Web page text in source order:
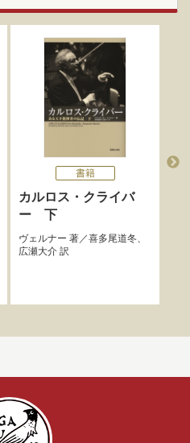
書籍
カルロス・クライバ
ー 下
ヴェルナー 著／喜多尾道冬、
広瀬大介訳